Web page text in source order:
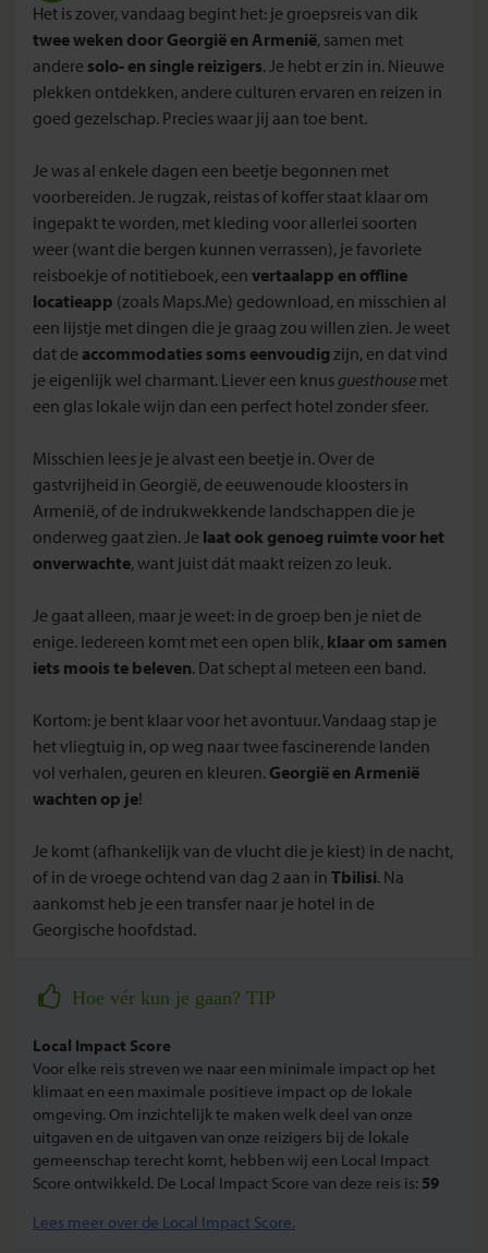
Het is zover, vandaag begint het: je groepsreis van dik
twee weken door Georgië en Armenië, samen met
andere solo- en single reizigers. Je hebt er zin in. Nieuwe
plekken ontdekken, andere culturen ervaren en reizen in
goed gezelschap. Precies waar jij aan toe bent.
Je was al enkele dagen een beetje begonnen met
voorbereiden. Je rugzak, reistas of koffer staat klaar om
ingepakt te worden, met kleding voor allerlei soorten
weer (want die bergen kunnen verrassen), je favoriete
reisboekje of notitieboek, een vertaalapp en offline
locatieapp (zoals Maps.Me) gedownload, en misschien al
een lijstje met dingen die je graag zou willen zien. Je weet
dat de accommodaties soms eenvoudig zijn, en dat vind
je eigenlijk wel charmant. Liever een knus guesthouse met
een glas lokale wijn dan een perfect hotel zonder sfeer.
Misschien lees je je alvast een beetje in. Over de
gastvrijheid in Georgië, de eeuwenoude kloosters in
Armenië, of de indrukwekkende landschappen die je
onderweg gaat zien. Je laat ook genoeg ruimte voor het
onverwachte, want juist dát maakt reizen zo leuk.
Je gaat alleen, maar je weet: in de groep ben je niet de
enige. Iedereen komt met een open blik, klaar om samen
iets moois te beleven. Dat schept al meteen een band.
Kortom: je bent klaar voor het avontuur. Vandaag stap je
het vliegtuig in, op weg naar twee fascinerende landen
vol verhalen, geuren en kleuren. Georgië en Armenië
wachten op je!
Je komt (afhankelijk van de vlucht die je kiest) in de nacht,
of in de vroege ochtend van dag 2 aan in Tbilisi. Na
aankomst heb je een transfer naar je hotel in de
Georgische hoofdstad.
Hoe vér kun je gaan? TIP
Local Impact Score
Voor elke reis streven we naar een minimale impact op het
klimaat en een maximale positieve impact op de lokale
omgeving. Om inzichtelijk te maken welk deel van onze
uitgaven en de uitgaven van onze reizigers bij de lokale
gemeenschap terecht komt, hebben wij een Local Impact
Score ontwikkeld. De Local Impact Score van deze reis is: 59
Lees meer over de Local Impact Score.